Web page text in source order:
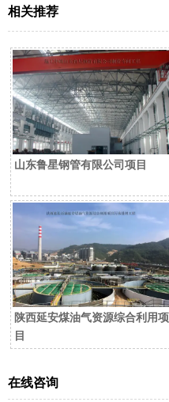
相关推荐
山东鲁星钢管有限公司项目
陕西延安煤油气资源综合利用项
目
在线咨询